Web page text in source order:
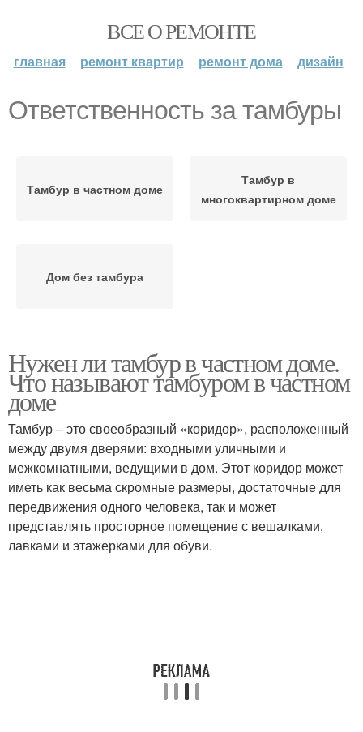
ВСЕ О РЕМОНТЕ
главная ремонт квартир ремонт дома дизайн
Ответственность за тамбуры
Тамбур в частном доме
Тамбур в
многоквартирном доме
Дом без тамбура
Нужен ли тамбур в частном доме.
Что называют тамбуром в частном
доме
Тамбур – это своеобразный «коридор», расположенный
между двумя дверями: входными уличными и
межкомнатными, ведущими в дом. Этот коридор может
иметь как весьма скромные размеры, достаточные для
передвижения одного человека, так и может
представлять просторное помещение с вешалками,
лавками и этажерками для обуви.